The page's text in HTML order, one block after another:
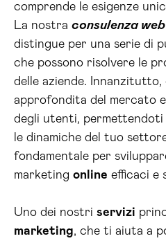
comprende le esigenze
La nostra consulenza
distingue per una serie di
che possono risolvere le
delle aziende. Innanzitutto,
approfondita del mercato
degli utenti, permettendoti
le dinamiche del tuo
fondamentale per
marketing online efficaci e
Uno dei nostri servizi
marketing, che ti aiuta a